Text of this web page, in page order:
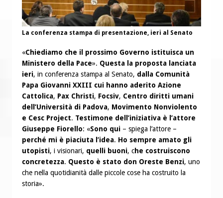
La conferenza stampa di presentazione, ieri al Senato
«Chiediamo che il prossimo Governo istituisca un
Ministero della Pace». Questa la proposta lanciata
ieri, in conferenza stampa al Senato, dalla Comunità
Papa Giovanni XXIII cui hanno aderito Azione
Cattolica, Pax Christi, Focsiv, Centro diritti umani
dell’Università di Padova, Movimento Nonviolento
e Cesc Project. Testimone dell’iniziativa è l’attore
Giuseppe Fiorello: «Sono qui – spiega l’attore –
perché mi è piaciuta l’idea. Ho sempre amato gli
utopisti, i visionari, quelli buoni, che costruiscono
concretezza. Questo è stato don Oreste Benzi, uno
che nella quotidianità dalle piccole cose ha costruito la
storia».